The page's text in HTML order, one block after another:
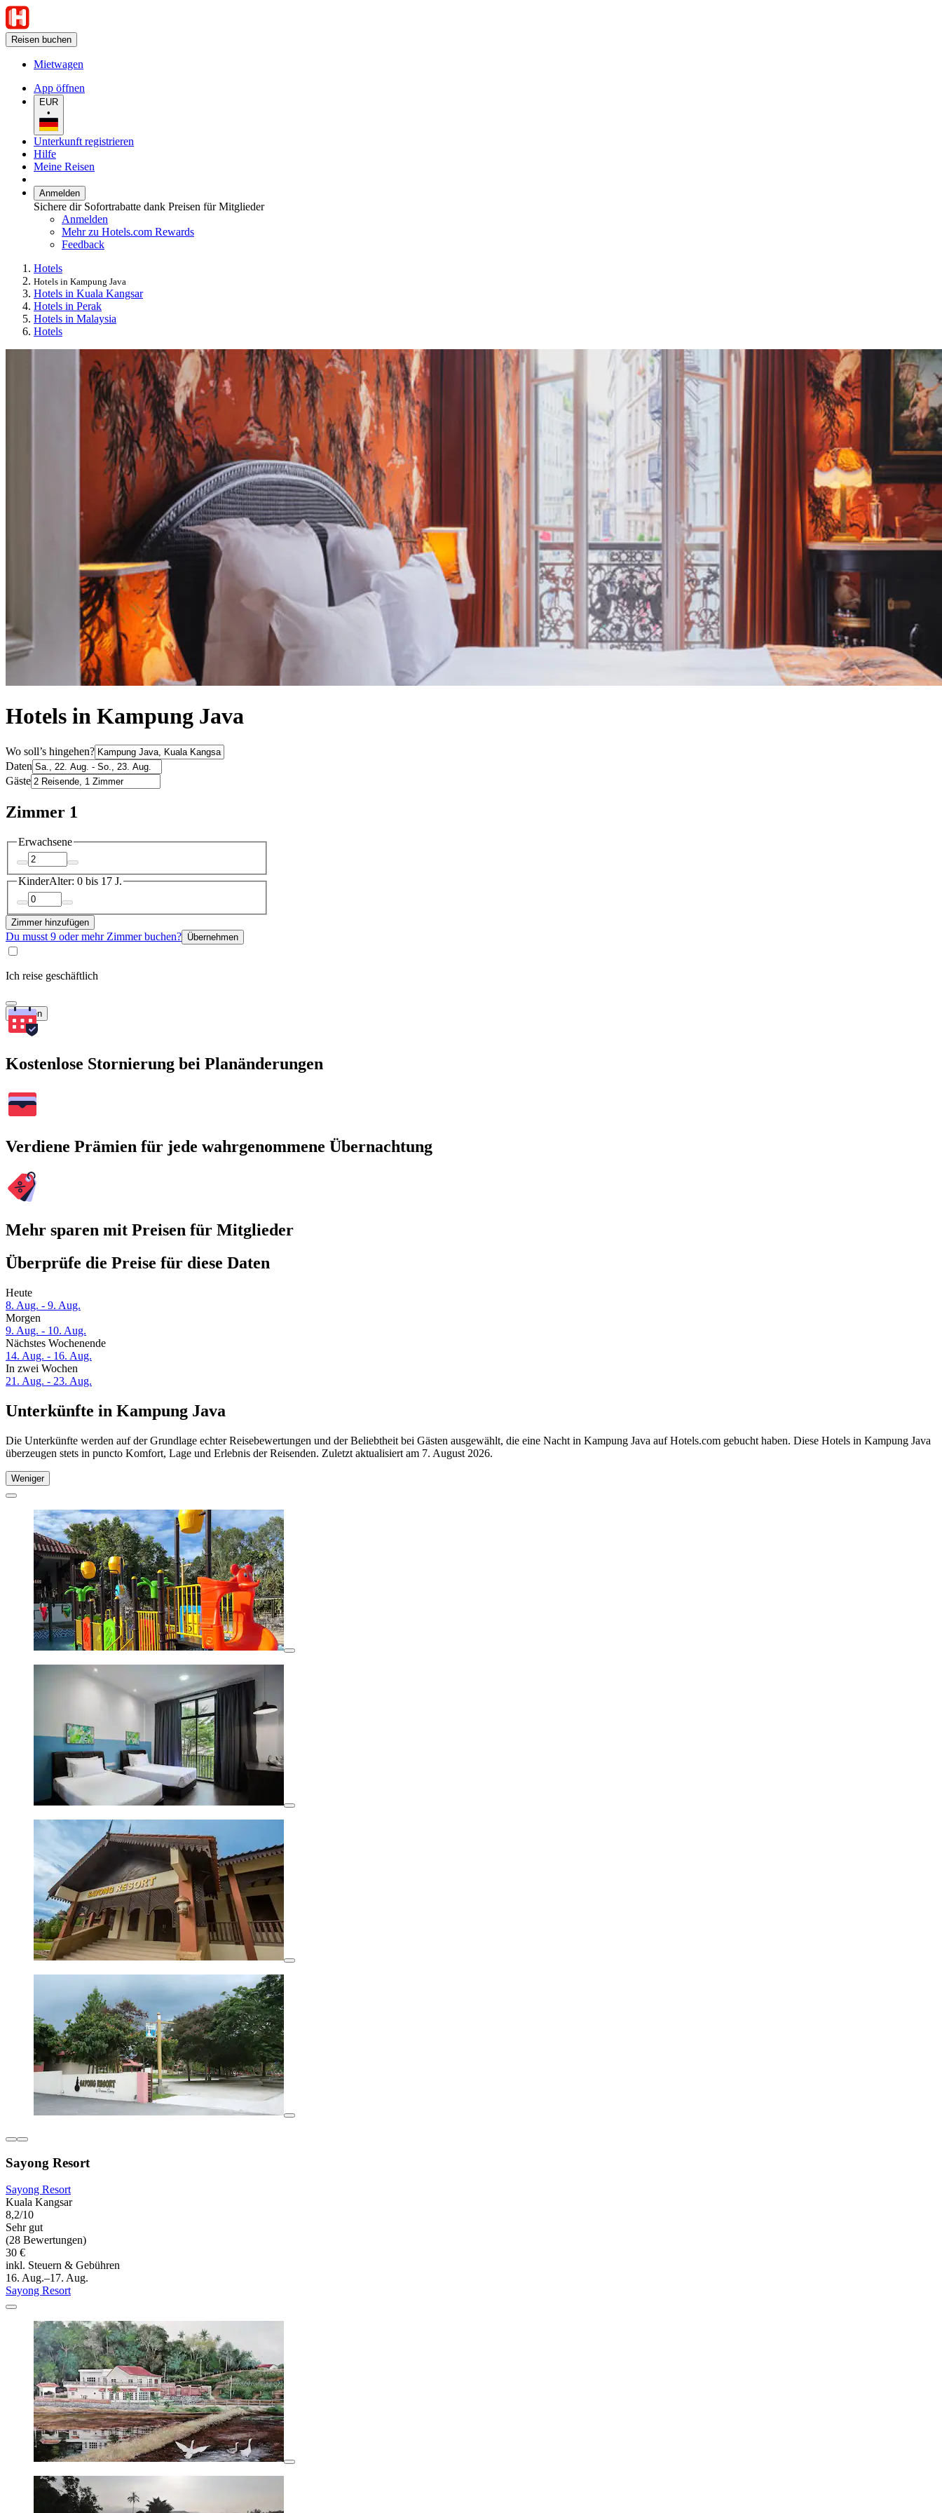
Reisen buchen
Mietwagen
App öffnen
EUR
•
Unterkunft registrieren
Hilfe
Meine Reisen
Anmelden
Sichere dir Sofortrabatte dank Preisen für Mitglieder
Anmelden
Mehr zu Hotels.com Rewards
Feedback
Hotels
Hotels in Kampung Java
Hotels in Kuala Kangsar
Hotels in Perak
Hotels in Malaysia
Hotels
Hotels in Kampung Java
Wo soll’s hingehen?
Daten
Gäste
Zimmer 1
Erwachsene
KinderAlter: 0 bis 17 J.
Zimmer hinzufügen
Du musst 9 oder mehr Zimmer buchen? Übernehmen
Ich reise geschäftlich
Suchen
Kostenlose Stornierung bei Planänderungen
Verdiene Prämien für jede wahrgenommene Übernachtung
Mehr sparen mit Preisen für Mitglieder
Überprüfe die Preise für diese Daten
Heute
8. Aug. - 9. Aug.
Morgen
9. Aug. - 10. Aug.
Nächstes Wochenende
14. Aug. - 16. Aug.
In zwei Wochen
21. Aug. - 23. Aug.
Unterkünfte in Kampung Java
Die Unterkünfte werden auf der Grundlage echter Reisebewertungen und der Beliebtheit bei Gästen ausgewählt, die eine Nacht in Kampung Java auf Hotels.com gebucht haben. Diese Hotels in Kampung Java
überzeugen stets in puncto Komfort, Lage und Erlebnis der Reisenden. Zuletzt aktualisiert am 7. August 2026.
Weniger
Sayong Resort
Sayong Resort
Kuala Kangsar
8,2/10
Sehr gut
(28 Bewertungen)
30 €
inkl. Steuern & Gebühren
16. Aug.–17. Aug.
Sayong Resort